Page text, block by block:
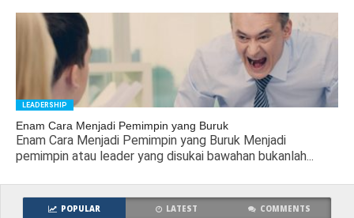
LEADERSHIP
Enam Cara Menjadi Pemimpin yang Buruk
Enam Cara Menjadi Pemimpin yang Buruk Menjadi
pemimpin atau leader yang disukai bawahan bukanlah...
POPULAR LATEST COMMENTS